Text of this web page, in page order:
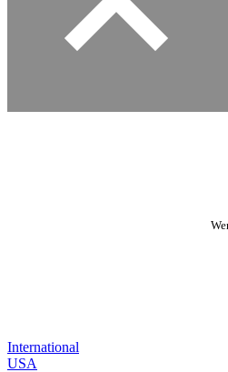
International
USA